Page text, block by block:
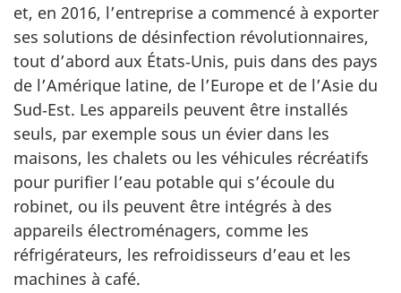
et, en 2016, l’entreprise a commencé à exporter
ses solutions de désinfection révolutionnaires,
tout d’abord aux États‑Unis, puis dans des pays
de l’Amérique latine, de l’Europe et de l’Asie du
Sud‑Est. Les appareils peuvent être installés
seuls, par exemple sous un évier dans les
maisons, les chalets ou les véhicules récréatifs
pour purifier l’eau potable qui s’écoule du
robinet, ou ils peuvent être intégrés à des
appareils électroménagers, comme les
réfrigérateurs, les refroidisseurs d’eau et les
machines à café.